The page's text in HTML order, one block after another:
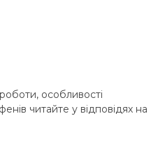
особливості
читайте у відповідях на